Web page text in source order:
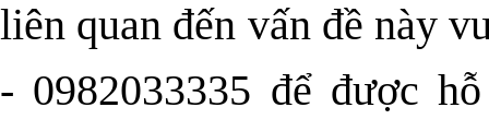
liên quan đến vấn đề này
- 0982033335 để được